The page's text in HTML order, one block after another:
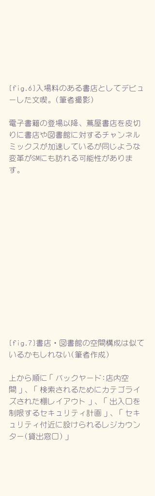
[fig.6]入場料のある書店としてデビュ
ーした文喫。(筆者撮影)
電子書籍の登場以降、蔦屋書店を皮切
りに書店や図書館に対するチャンネル
ミックスが加速しているが同じような
変革がSMにも訪れる可能性がありま
す。
[fig.7]書店・図書館の空間構成は似て
いるかもしれない(筆者作成)
上から順に「バックヤード:店内空
間」、「検索されるためにカテゴライ
ズされた棚レイアウト」、「出入口を
制限するセキュリティ計画」、「セキ
ュリティ付近に設けられるレジカウン
ター(貸出窓口)」